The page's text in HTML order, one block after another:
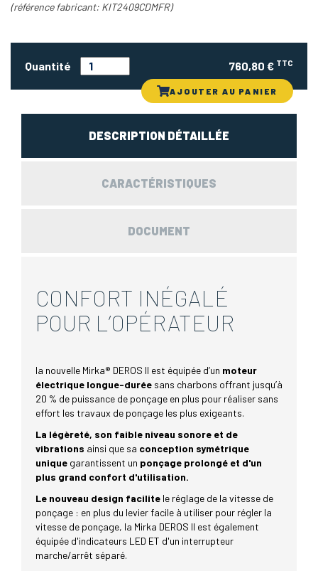
(référence fabricant: KIT2409CDMFR)
Quantité 760,80 € TTC
AJOUTER AU PANIER
DESCRIPTION DÉTAILLÉE
CARACTÉRISTIQUES
DOCUMENT
CONFORT INÉGALÉ
POUR L’OPÉRATEUR
la nouvelle Mirka® DEROS II est équipée d’un moteur
électrique longue-durée sans charbons offrant jusqu’à
20 % de puissance de ponçage en plus pour réaliser sans
effort les travaux de ponçage les plus exigeants.
La légèreté, son faible niveau sonore et de
vibrations ainsi que sa conception symétrique
unique garantissent un ponçage prolongé et d'un
plus grand confort d'utilisation.
Le nouveau design facilite le réglage de la vitesse de
ponçage : en plus du levier facile à utiliser pour régler la
vitesse de ponçage, la Mirka DEROS II est également
équipée d'indicateurs LED ET d'un interrupteur
marche/arrêt séparé.